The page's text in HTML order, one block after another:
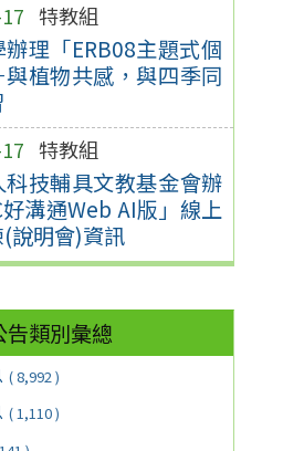
特教組
理「ERB08主題式個
植物共感，與四季同
特教組
科技輔具文教基金會辦
溝通Web AI版」線上
說明會)資訊
告類別彙總
( 8,992 )
( 1,110 )